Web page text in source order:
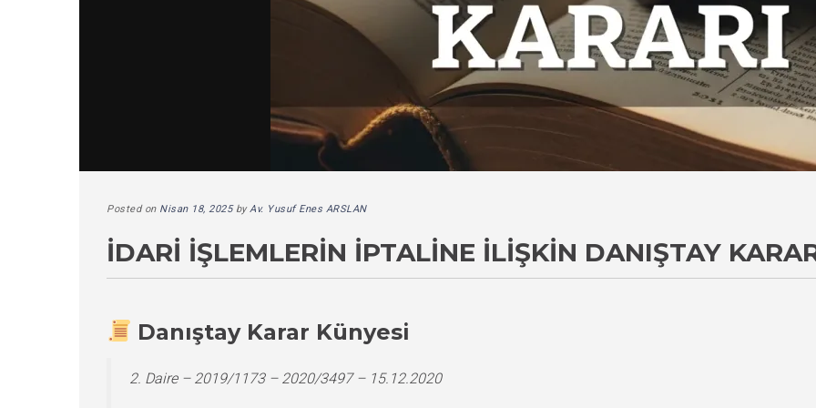
Posted on Nisan 18, 2025byAv. Yusuf Enes ARSLAN
İDARI İŞLEMLERIN İPTALINE İLIŞKIN DANIŞTAY
Danıştay Karar Künyesi
2. Daire – 2019/1173 – 2020/3497 – 15.12.2020